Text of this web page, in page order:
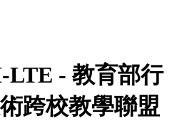
LTE - 教育部行
跨校教學聯盟